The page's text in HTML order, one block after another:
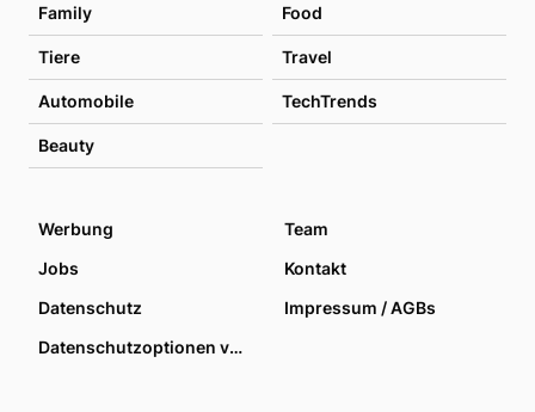
Family Food
Tiere Travel
Automobile TechTrends
Beauty
Werbung
Team
Jobs
Kontakt
Datenschutz
Impressum / AGBs
Datenschutzoptionen verwalten